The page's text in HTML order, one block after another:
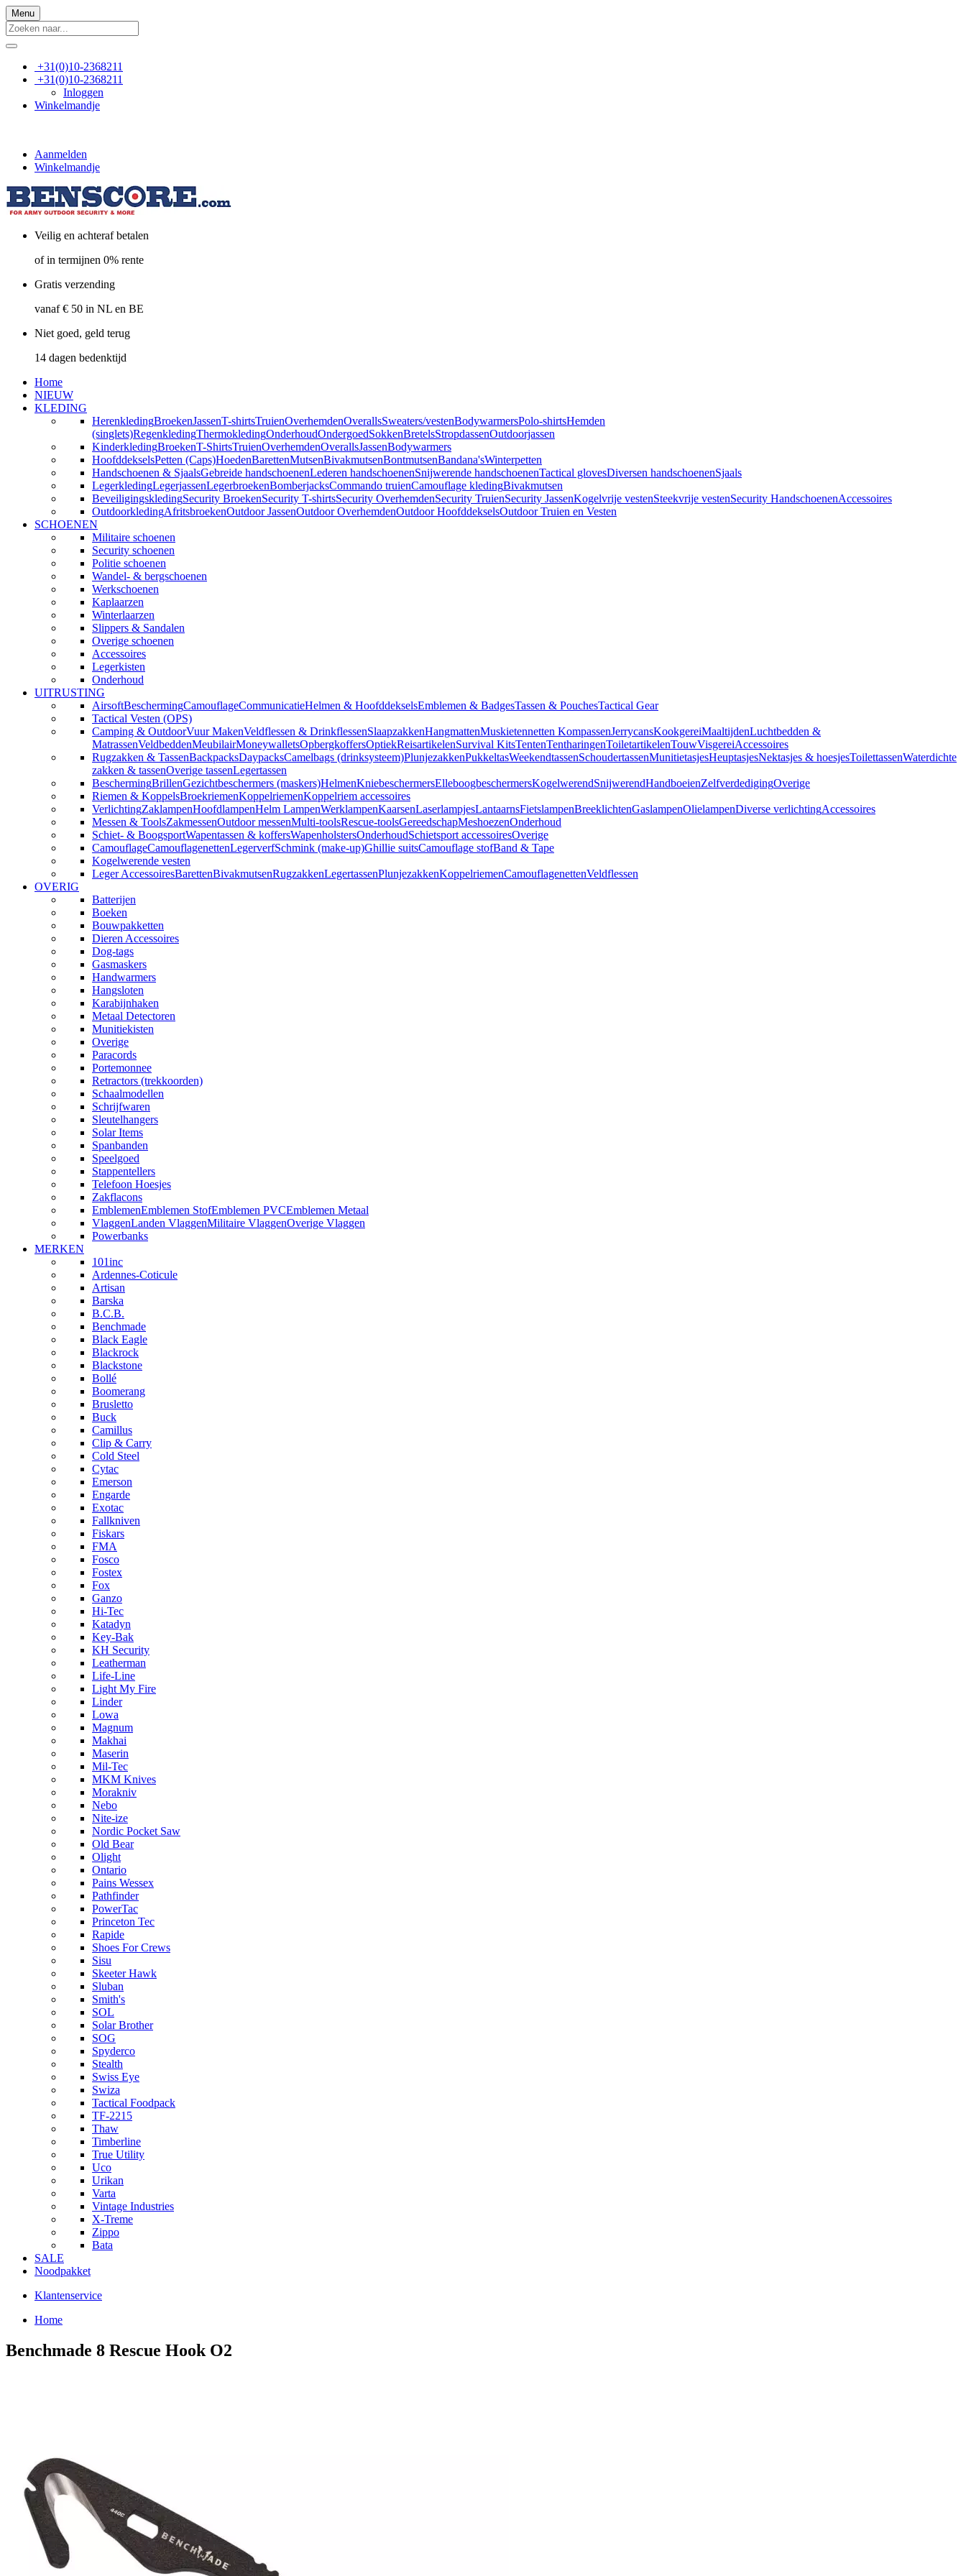
Menu
+31(0)10-2368211
+31(0)10-2368211
Inloggen
Winkelmandje
Aanmelden
Winkelmandje
Veilig en achteraf betalen
of in termijnen 0% rente
Gratis verzending
vanaf € 50 in NL en BE
Niet goed, geld terug
14 dagen bedenktijd
Home
NIEUW
KLEDING
HerenkledingBroekenJassenT-shirtsTruienOverhemdenOverallsSweaters/vestenBodywarmersPolo-shirtsHemden
(singlets)RegenkledingThermokledingOnderhoudOndergoedSokkenBretelsStropdassenOutdoorjassen
KinderkledingBroekenT-ShirtsTruienOverhemdenOverallsJassenBodywarmers
HoofddekselsPetten (Caps)HoedenBarettenMutsenBivakmutsenBontmutsenBandana'sWinterpetten
Handschoenen & SjaalsGebreide handschoenenLederen handschoenenSnijwerende handschoenenTactical glovesDiversen handschoenenSjaals
LegerkledingLegerjassenLegerbroekenBomberjacksCommando truienCamouflage kledingBivakmutsen
BeveiligingskledingSecurity BroekenSecurity T-shirtsSecurity OverhemdenSecurity TruienSecurity JassenKogelvrije vestenSteekvrije vestenSecurity HandschoenenAccessoires
OutdoorkledingAfritsbroekenOutdoor JassenOutdoor OverhemdenOutdoor HoofddekselsOutdoor Truien en Vesten
SCHOENEN
Militaire schoenen
Security schoenen
Politie schoenen
Wandel- & bergschoenen
Werkschoenen
Kaplaarzen
Winterlaarzen
Slippers & Sandalen
Overige schoenen
Accessoires
Legerkisten
Onderhoud
UITRUSTING
AirsoftBeschermingCamouflageCommunicatieHelmen & HoofddekselsEmblemen & BadgesTassen & PouchesTactical Gear
Tactical Vesten (OPS)
Camping & OutdoorVuur MakenVeldflessen & DrinkflessenSlaapzakkenHangmattenMuskietennetten KompassenJerrycansKookgereiMaaltijdenLuchtbedden &
MatrassenVeldbeddenMeubilairMoneywalletsOpbergkoffersOptiekReisartikelenSurvival KitsTentenTentharingenToiletartikelenTouwVisgereiAccessoires
Rugzakken & TassenBackpacksDaypacksCamelbags (drinksysteem)PlunjezakkenPukkeltasWeekendtassenSchoudertassenMunitietasjesHeuptasjesNektasjes & hoesjesToilettassenWaterdichte
zakken & tassenOverige tassenLegertassen
BeschermingBrillenGezichtbeschermers (maskers)HelmenKniebeschermersElleboogbeschermersKogelwerendSnijwerendHandboeienZelfverdedigingOverige
Riemen & KoppelsBroekriemenKoppelriemenKoppelriem accessoires
VerlichtingZaklampenHoofdlampenHelm LampenWerklampenKaarsenLaserlampjesLantaarnsFietslampenBreeklichtenGaslampenOlielampenDiverse verlichtingAccessoires
Messen & ToolsZakmessenOutdoor messenMulti-toolsRescue-toolsGereedschapMeshoezenOnderhoud
Schiet- & BoogsportWapentassen & koffersWapenholstersOnderhoudSchietsport accessoiresOverige
CamouflageCamouflagenettenLegerverfSchmink (make-up)Ghillie suitsCamouflage stofBand & Tape
Kogelwerende vesten
Leger AccessoiresBarettenBivakmutsenRugzakkenLegertassenPlunjezakkenKoppelriemenCamouflagenettenVeldflessen
OVERIG
Batterijen
Boeken
Bouwpakketten
Dieren Accessoires
Dog-tags
Gasmaskers
Handwarmers
Hangsloten
Karabijnhaken
Metaal Detectoren
Munitiekisten
Overige
Paracords
Portemonnee
Retractors (trekkoorden)
Schaalmodellen
Schrijfwaren
Sleutelhangers
Solar Items
Spanbanden
Speelgoed
Stappentellers
Telefoon Hoesjes
Zakflacons
EmblemenEmblemen StofEmblemen PVCEmblemen Metaal
VlaggenLanden VlaggenMilitaire VlaggenOverige Vlaggen
Powerbanks
MERKEN
101inc
Ardennes-Coticule
Artisan
Barska
B.C.B.
Benchmade
Black Eagle
Blackrock
Blackstone
Bollé
Boomerang
Brusletto
Buck
Camillus
Clip & Carry
Cold Steel
Cytac
Emerson
Engarde
Exotac
Fallkniven
Fiskars
FMA
Fosco
Fostex
Fox
Ganzo
Hi-Tec
Katadyn
Key-Bak
KH Security
Leatherman
Life-Line
Light My Fire
Linder
Lowa
Magnum
Makhai
Maserin
Mil-Tec
MKM Knives
Morakniv
Nebo
Nite-ize
Nordic Pocket Saw
Old Bear
Olight
Ontario
Pains Wessex
Pathfinder
PowerTac
Princeton Tec
Rapide
Shoes For Crews
Sisu
Skeeter Hawk
Sluban
Smith's
SOL
Solar Brother
SOG
Spyderco
Stealth
Swiss Eye
Swiza
Tactical Foodpack
TF-2215
Thaw
Timberline
True Utility
Uco
Urikan
Varta
Vintage Industries
X-Treme
Zippo
Bata
SALE
Noodpakket
Klantenservice
Home
Benchmade 8 Rescue Hook O2